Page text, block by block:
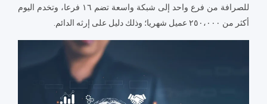
للصرافة من فرع واحد إلى شبكة واسعة تضم ١٦ فرعا، وتخدم اليوم
أكثر من ٢٥٠،٠٠٠ عميل شهريا؛ وذلك دليل على إرثه الدائم.